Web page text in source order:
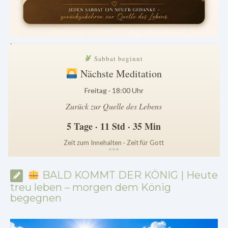
.
Sabbat beginnt
Nächste Meditation
Freitag · 18:00 Uhr
Zurück zur Quelle des Lebens
5 Tage · 11 Std · 35 Min
Zeit zum Innehalten · Zeit für Gott
***
BALD KOMMT DER KÖNIG | Heute
treu leben – morgen dem König
begegnen